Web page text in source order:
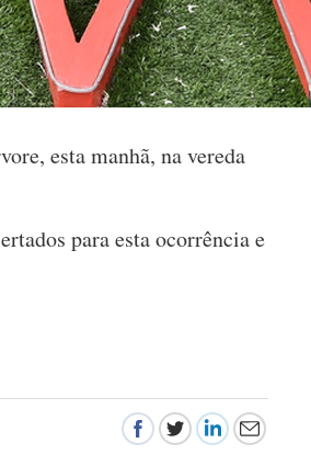
esta manhã, na vereda
para esta ocorrência e